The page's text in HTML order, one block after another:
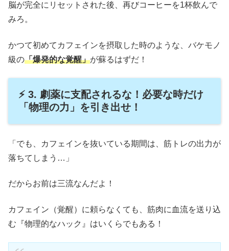
脳が完全にリセットされた後、再びコーヒーを1杯飲んで
みろ。
かつて初めてカフェインを摂取した時のような、バケモノ
級の「爆発的な覚醒」が蘇るはずだ！
⚡ 3. 劇薬に支配されるな！必要な時だけ
「物理の力」を引き出せ！
「でも、カフェインを抜いている期間は、筋トレの出力が
落ちてしまう…」
だからお前は三流なんだよ！
カフェイン（覚醒）に頼らなくても、筋肉に血流を送り込
む『物理的なハック』はいくらでもある！